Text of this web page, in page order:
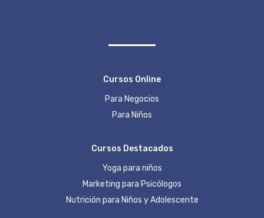
Cursos Online
Para Negocios
Para Niños
Cursos Destacados
Yoga para niños
Marketing para Psicólogos
Nutrición para Niños y Adolescente